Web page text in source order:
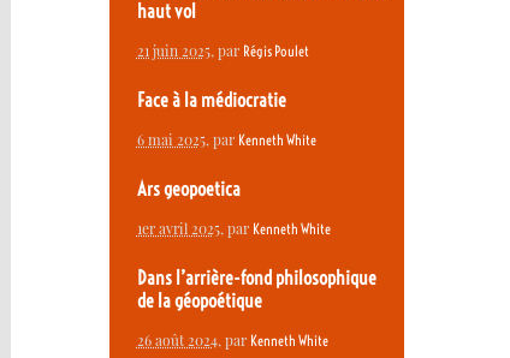
haut vol
21 juin 2025, par Régis Poulet
Face à la médiocratie
6 mai 2025, par Kenneth White
Ars geopoetica
1er avril 2025, par Kenneth White
Dans l’arrière-fond philosophique
de la géopoétique
26 août 2024, par Kenneth White